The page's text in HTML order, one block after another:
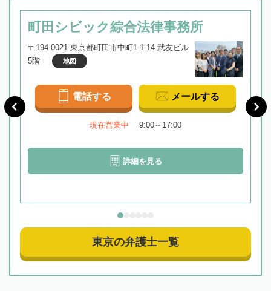
町田シビック綜合法律事務所
〒194-0021 東京都町田市中町1-1-14 武友ビル
5階
地図
電話する メールする
現在営業中 9:00～17:00
詳細を見る
東京の弁護士一覧